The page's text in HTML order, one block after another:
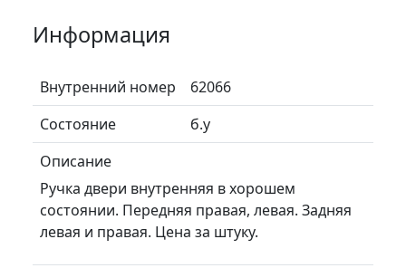
Информация
Внутренний номер
62066
Состояние
б.у
Описание
Ручка двери внутренняя в хорошем
состоянии. Передняя правая, левая. Задняя
левая и правая. Цена за штуку.